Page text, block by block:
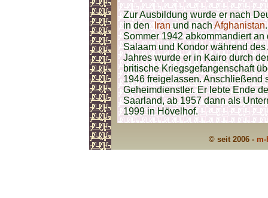
Zur Ausbildung wurde er nach
in denIranund nachAfghanistan
Sommer 1942 abkommandiert
Salaam und Kondor während
Jahres wurde er in Kairo durch
britische Kriegsgefangenschaft
1946 freigelassen. Anschließend
Geheimdienstler. Er lebte Ende
Saarland, ab 1957 dann als
1999 in Hövelhof.
© seit 2006 -